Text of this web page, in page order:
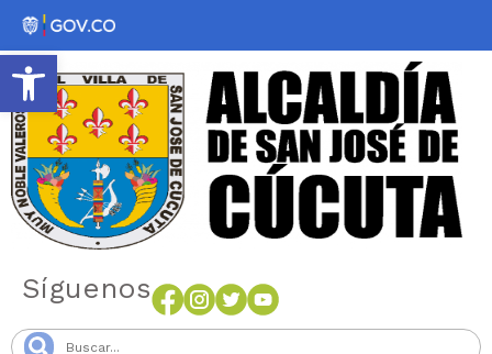
Abrir barra de herramientas
Síguenos